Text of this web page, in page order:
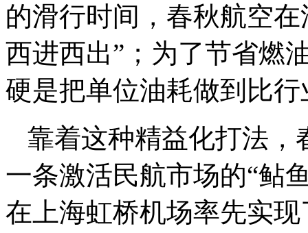
的滑行时间，春秋航空
西进西出”；为了节省燃
硬是把单位油耗做到比
靠着这种精益化打法，
一条激活民航市场的“鲇
在上海虹桥机场率先实